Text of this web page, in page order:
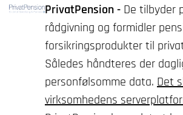
PrivatPension - De tilbyder
rådgivning og formidler
forsikringsprodukter til
Således håndteres der
personfølsomme data. Det
virksomhedens